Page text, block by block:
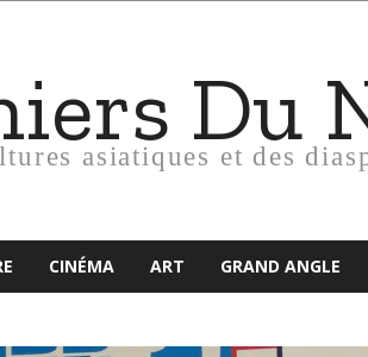
Du
asiatiques et des
CINÉMA ART GRAND ANGLE